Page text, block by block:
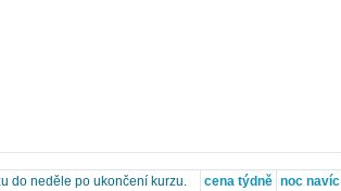
do neděle po ukončení kurzu. cena týdně noc navíc